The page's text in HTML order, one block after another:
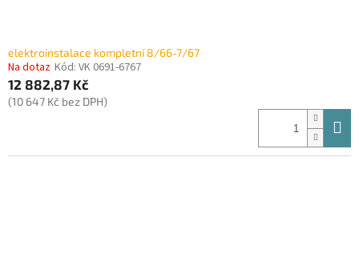
elektroinstalace kompletní 8/66-7/67
Na dotaz Kód: VK 0691-6767
12 882,87 Kč
(10 647 Kč bez DPH)